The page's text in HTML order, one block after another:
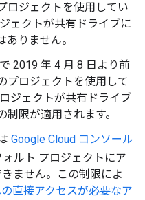
ロジェクトを使用してい
ェクトが共有ドライブに
りません。
2019 年 4 月 8 日より前
プロジェクトを使用して
ジェクトが共有ドライブ
限が適用されます。
Google Cloud コンソール
ルト プロジェクトにア
ません。この制限によ
直接アクセスが必要なア